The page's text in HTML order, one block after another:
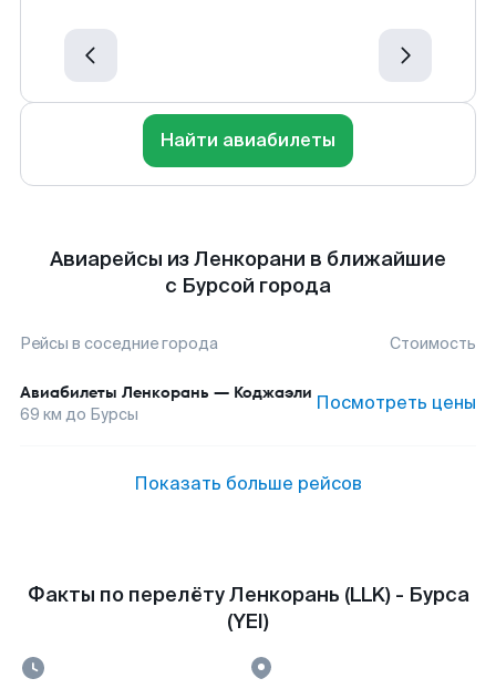
Найти авиабилеты
Авиарейсы из Ленкорани в ближайшие
с Бурсой города
Рейсы в соседние города Стоимость
Авиабилеты Ленкорань — Коджаэли
69 км до Бурсы Посмотреть цены
Показать больше рейсов
Факты по перелёту Ленкорань (LLK) - Бурса
(YEI)